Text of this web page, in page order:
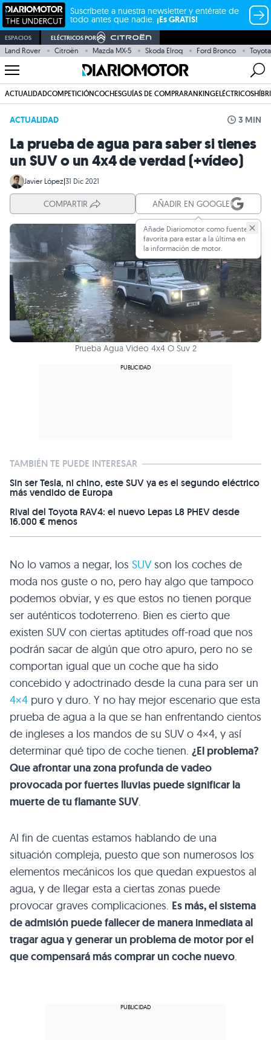
Suscríbete a nuestra newsletter y entérate de
todo antes que nadie. ¡Es GRATIS!
ESPACIOS ELÉCTRICOS POR
Land Rover Citroën Mazda MX-5 Skoda Elroq Ford Bronco Toyota
ACTUALIDADCOMPETICIÓNCOCHESGUÍAS DE COMPRARANKINGELÉCTRICOS
ACTUALIDAD 3 MIN
La prueba de agua para saber si tienes
un SUV o un 4x4 de verdad (+vídeo)
Javier López|31 Dic 2021
COMPARTIR AÑADIR EN GOOGLE
Añade Diariomotor como fuente
favorita para estar a la última en
la información de motor.
Prueba Agua Video 4x4 O Suv 2
TAMBIÉN TE PUEDE INTERESAR
Sin ser Tesla, ni chino, este SUV ya es el segundo eléctrico
más vendido de Europa
Rival del Toyota RAV4: el nuevo Lepas L8 PHEV desde
16.000 € menos
No lo vamos a negar, los SUVson los coches de
moda nos guste o no, pero hay algo que tampoco
podemos obviar, y es que estos no tienen porque
ser auténticos todoterreno. Bien es cierto que
existen SUV con ciertas aptitudes off-road que nos
podrán sacar de algún que otro apuro, pero no se
comportan igual que un coche que ha sido
concebido y adoctrinado desde la cuna para ser un
4×4 puro y duro. Y no hay mejor escenario que esta
prueba de agua a la que se han enfrentando cientos
de ingleses a los mandos de su SUV o 4×4, y así
determinar qué tipo de coche tienen. ¿El problema?
Que afrontar una zona profunda de vadeo
provocada por fuertes lluvias puede significar la
muerte de tu flamante SUV.
Al fin de cuentas estamos hablando de una
situación compleja, puesto que son numerosos los
elementos mecánicos los que quedan expuestos al
agua, y de llegar esta a ciertas zonas puede
provocar graves complicaciones. Es más, el sistema
de admisión puede fallecer de manera inmediata al
tragar agua y generar un problema de motor por el
que compensará más comprar un coche nuevo.